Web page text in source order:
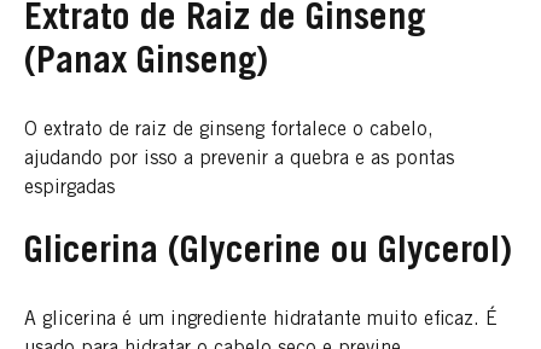
Extrato de Raiz de Ginseng
(Panax Ginseng)
O extrato de raiz de ginseng fortalece o cabelo,
ajudando por isso a prevenir a quebra e as pontas
espirgadas
Glicerina (Glycerine ou Glycerol)
A glicerina é um ingrediente hidratante muito eficaz. É